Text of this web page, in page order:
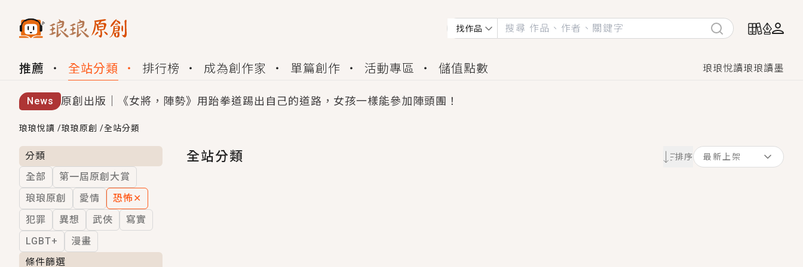
找作品
推薦 全站分類 排行榜 成為創作家 單篇創作 活動專區 儲值點數 琅琅悅讀琅琅讀墨
News 原創出版｜《女將，陣勢》用跆拳道踢出自己的道路，女孩一樣能參加陣頭團！
創,作家招募｜華文小說創作首選！有機會獲得豐富廣宣資源、專屬服務與獨享福利！
小編心動書單｜《離婚你提的，二婚嫁大佬，你哭什麼？》追妻火葬場！前夫失憶移情別戀，她頭也不回找新歡，他居然還後悔了？
GL｜《夏日與檸檬與重疊世界》炎熱的夏日、檸檬的香氣、互相愛慕的兩位少女，今夏最推純愛GL漫畫！
BL｜《費洛蒙中毒》救命！特殊費洛蒙體質世界觀，無法抗拒的吸引力，已中毒Σ>―(〃°ω°〃)♡→
OMG你嚇到我了｜《陰陽鬼店》上班族買了房子模型，但現實中買下的竟是屬於他的停屍櫃？！
言情｜《國語推行員》每個人心中都有一個連自己也無法改變的永恆， 他的一生將不由自主追逐著她……
琅琅悅讀 /琅琅原創 /全站分類
分類
全部
第一屆原創大賞
琅琅原創
愛情 恐怖 ✕
犯罪
異想 武俠
寫實
LGBT+
漫畫
條件篩選
全站分類 排序 最新上架